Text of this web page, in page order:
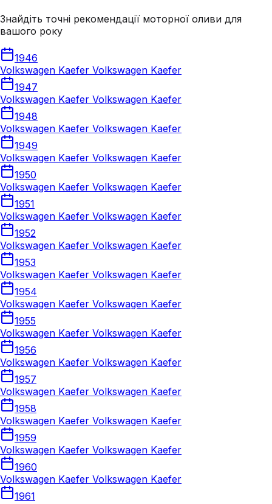
Знайдіть точні рекомендації моторної оливи для
вашого року
1946
Volkswagen Kaefer Volkswagen Kaefer
1947
Volkswagen Kaefer Volkswagen Kaefer
1948
Volkswagen Kaefer Volkswagen Kaefer
1949
Volkswagen Kaefer Volkswagen Kaefer
1950
Volkswagen Kaefer Volkswagen Kaefer
1951
Volkswagen Kaefer Volkswagen Kaefer
1952
Volkswagen Kaefer Volkswagen Kaefer
1953
Volkswagen Kaefer Volkswagen Kaefer
1954
Volkswagen Kaefer Volkswagen Kaefer
1955
Volkswagen Kaefer Volkswagen Kaefer
1956
Volkswagen Kaefer Volkswagen Kaefer
1957
Volkswagen Kaefer Volkswagen Kaefer
1958
Volkswagen Kaefer Volkswagen Kaefer
1959
Volkswagen Kaefer Volkswagen Kaefer
1960
Volkswagen Kaefer Volkswagen Kaefer
1961